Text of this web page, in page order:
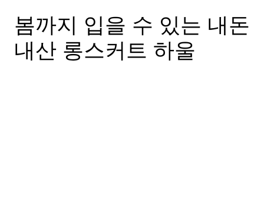
봄까지 입을 수 있는 내돈
내산 롱스커트 하울